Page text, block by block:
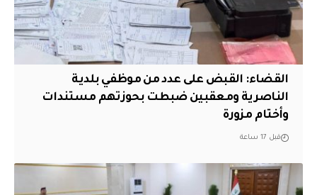
القضاء: القبض على عدد من موظفي بلدية
الناصرية ومعقبين ضبطت بحوزتهم مستندات
وأختام مزورة
قبل 17 ساعة